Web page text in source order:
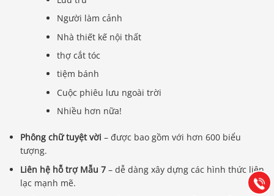
Người làm cảnh
Nhà thiết kế nội thất
thợ cắt tóc
tiệm bánh
Cuộc phiêu lưu ngoài trời
Nhiều hơn nữa!
Phông chữ tuyệt vời – được bao gồm với hơn 600 biểu
tượng.
Liên hệ hỗ trợ Mẫu 7 – dễ dàng xây dựng các hình thức liên
lạc mạnh mẽ.
Gọi
(028) 22.166.144
Tư vấn